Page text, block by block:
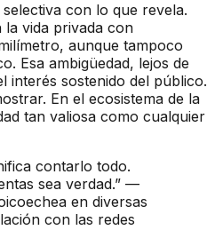
con lo que revela.
la vida privada con
aunque tampoco
Esa ambigüedad, lejos de
interés sostenido del público.
En el ecosistema de la
tan valiosa como cualquier
contarlo todo.
sea verdad.” —
en diversas
con las redes